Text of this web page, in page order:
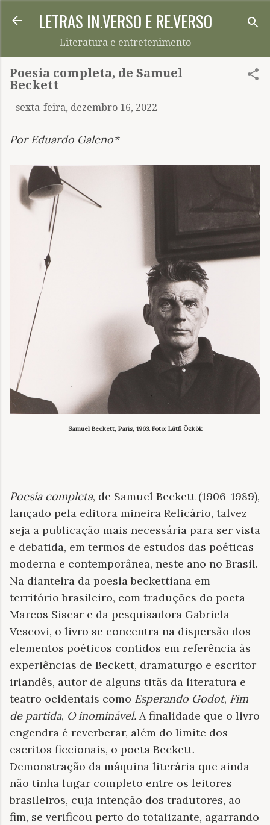
Pular para o conteúdo principal
LETRAS IN.VERSO E RE.VERSO
Literatura e entretenimento
Poesia completa, de Samuel
Beckett
- sexta-feira, dezembro 16, 2022
Por Eduardo Galeno*
Samuel Beckett, Paris, 1963. Foto: Lütfi Özkök
Poesia completa, de Samuel Beckett (1906-1989),
lançado pela editora mineira Relicário, talvez
seja a publicação mais necessária para ser vista
e debatida, em termos de estudos das poéticas
moderna e contemporânea, neste ano no Brasil.
Na dianteira da poesia beckettiana em
território brasileiro, com traduções do poeta
Marcos Siscar e da pesquisadora Gabriela
Vescovi, o livro se concentra na dispersão dos
elementos poéticos contidos em referência às
experiências de Beckett, dramaturgo e escritor
irlandês, autor de alguns titãs da literatura e
teatro ocidentais como Esperando Godot, Fim
de partida, O inominável. A finalidade que o livro
engendra é reverberar, além do limite dos
escritos ficcionais, o poeta Beckett.
Demonstração da máquina literária que ainda
não tinha lugar completo entre os leitores
brasileiros, cuja intenção dos tradutores, ao
fim, se verificou perto do totalizante, agarrando